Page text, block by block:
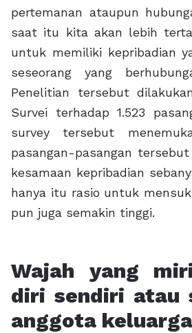
pertemanan ataupun
saat itu kita akan lebih
untuk memiliki kepribadian
seseorang yang
Penelitian tersebut
Survei terhadap 1.523
survey tersebut
pasangan-pasangan
kesamaan kepribadian
hanya itu rasio untuk
pun juga semakin tinggi.
Wajah yang
diri sendiri atau
anggota keluarga